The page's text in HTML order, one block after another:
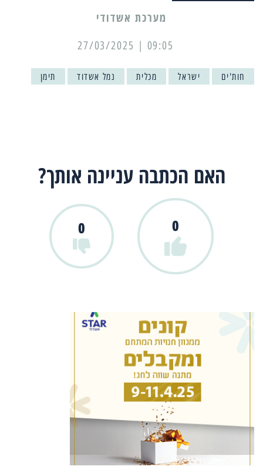
מערכת אשדודי
09:05 | 27/03/2025
חות'ים ישראל מכלית נמל אשדוד תימן
האם הכתבה עניינה אותך?
0
0